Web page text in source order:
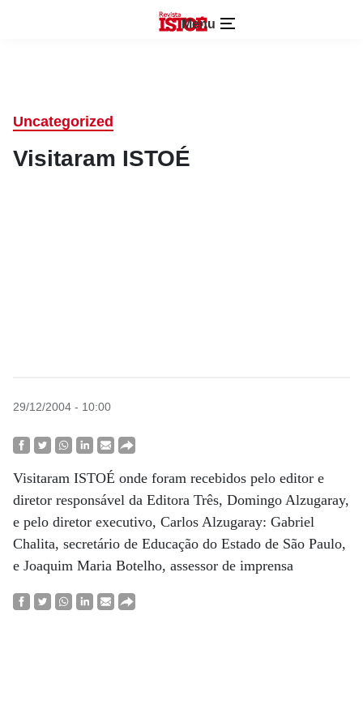
Menu
Uncategorized
Visitaram ISTOÉ
29/12/2004 - 10:00
Visitaram ISTOÉ onde foram recebidos pelo editor e
diretor responsável da Editora Três, Domingo Alzugaray,
e pelo diretor executivo, Carlos Alzugaray: Gabriel
Chalita, secretário de Educação do Estado de São Paulo,
e Joaquim Maria Botelho, assessor de imprensa